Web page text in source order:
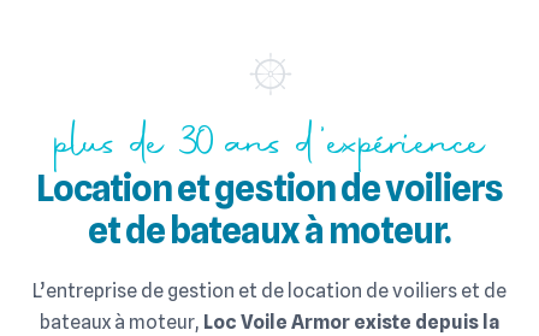
plus de 30 ans d'expérience
Location et gestion de voiliers
et de bateaux à moteur.
L’entreprise de gestion et de location de voiliers et de
bateaux à moteur, Loc Voile Armor existe depuis la